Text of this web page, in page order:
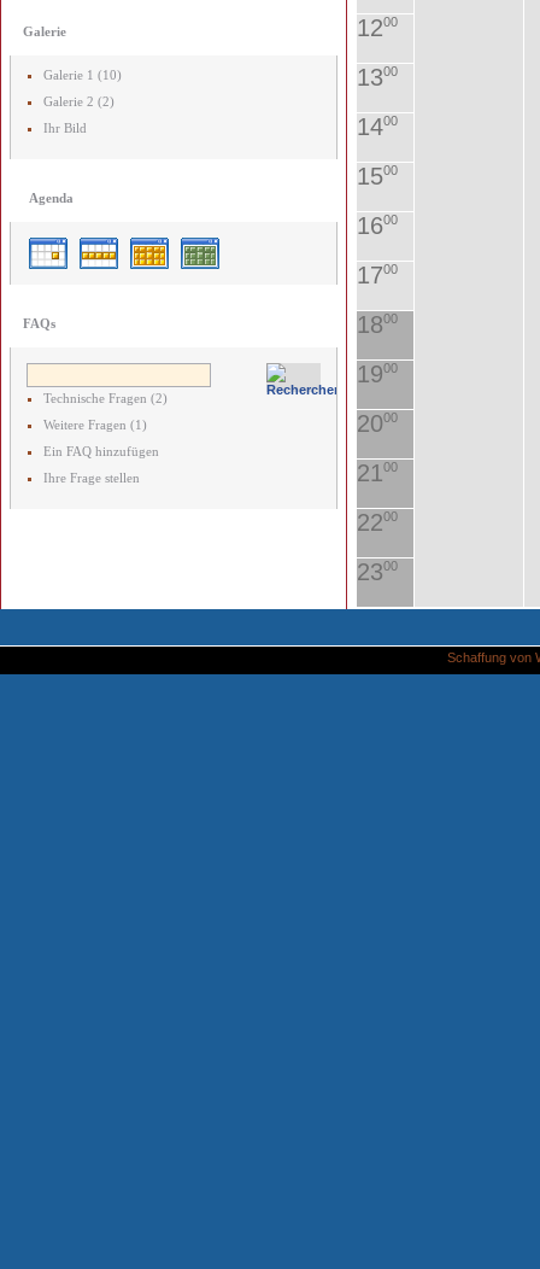
Galerie
Galerie 1 (10)
Galerie 2 (2)
Ihr Bild
Agenda
FAQs
Technische Fragen (2)
Weitere Fragen (1)
Ein FAQ hinzufügen
Ihre Frage stellen
1200
1300
1400
1500
1600
1700
1800
1900
2000
2100
2200
2300
Schaffung von